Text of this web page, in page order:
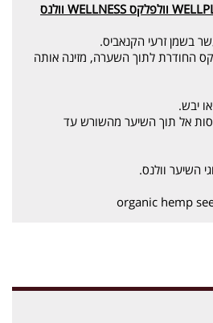
סרום לכל סוגי השיער WELLPLEX וולפלקס WELLNESS וולנס
בשמן זרעי הקנאביס.
החודרת לתוך השערה, מזינה אותה
יבש.
אל תוך השיער מהשורש עד
השיער וולנס.
organic hemp